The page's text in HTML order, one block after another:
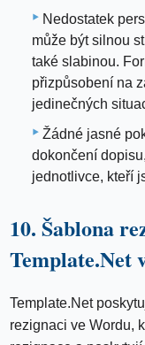
Nedostatek
může být silnou
také slabinou.
přizpůsobení na
jedinečných
Žádné jasné
dokončení
jednotlivce, kteří
10. Šablona
Template.Net
Template.Net
rezignaci ve Wordu,